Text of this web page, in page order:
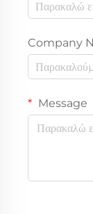
Company
Message